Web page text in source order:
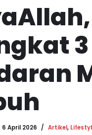
6 April 2026 Artikel,